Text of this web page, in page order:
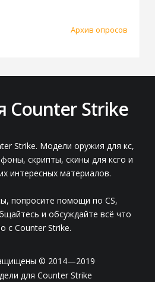
Архив опросов
Counter Strike
Strike. Модели оружия для кс,
скрипты, скины для ксго и
интересных материалов.
попросите помощи по CS,
и обсуждайте всё что
с Counter Strike.
© 2014—2019
для Counter Strike